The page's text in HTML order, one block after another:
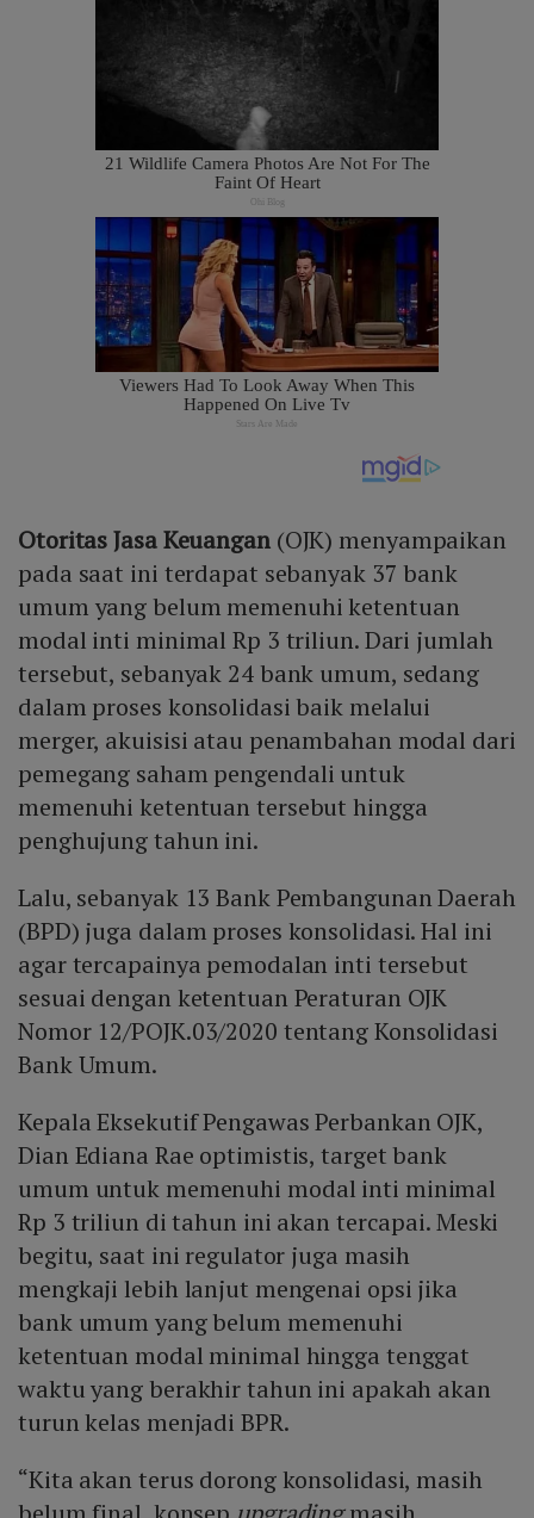
Otoritas Jasa Keuangan(OJK) menyampaikan
pada saat ini terdapat sebanyak 37 bank
umum yang belum memenuhi ketentuan
modal inti minimal Rp 3 triliun. Dari jumlah
tersebut, sebanyak 24 bank umum, sedang
dalam proses konsolidasi baik melalui
merger, akuisisi atau penambahan modal dari
pemegang saham pengendali untuk
memenuhi ketentuan tersebut hingga
penghujung tahun ini.
Lalu, sebanyak 13 Bank Pembangunan Daerah
(BPD) juga dalam proses konsolidasi. Hal ini
agar tercapainya pemodalan inti tersebut
sesuai dengan ketentuan Peraturan OJK
Nomor 12/POJK.03/2020 tentang Konsolidasi
Bank Umum.
Kepala Eksekutif Pengawas Perbankan OJK,
Dian Ediana Rae optimistis, target bank
umum untuk memenuhi modal inti minimal
Rp 3 triliun di tahun ini akan tercapai. Meski
begitu, saat ini regulator juga masih
mengkaji lebih lanjut mengenai opsi jika
bank umum yang belum memenuhi
ketentuan modal minimal hingga tenggat
waktu yang berakhir tahun ini apakah akan
turun kelas menjadi BPR.
“Kita akan terus dorong konsolidasi, masih